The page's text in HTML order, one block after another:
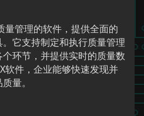
量管理的软件，提供全面的
它支持制定和执行质量管理
环节，并提供实时的质量数
软件，企业能够快速发现并
量。